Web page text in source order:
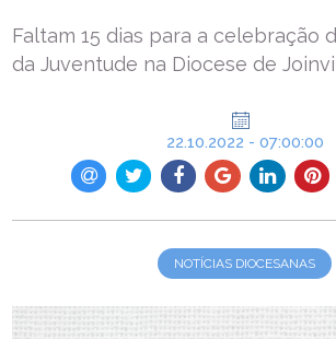
Faltam 15 dias para a celebração
da Juventude na Diocese de
22.10.2022 - 07:00:00
NOTÍCIAS DIOCESANAS